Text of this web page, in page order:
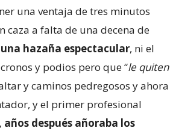
una ventaja de tres minutos
a falta de una decena de
hazaña espectacular, ni el
y podios pero que “le quiten
y caminos pedregosos y ahora
y el primer profesional
años después añoraba los